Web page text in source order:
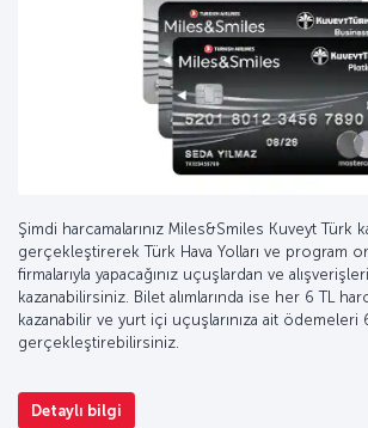
Şimdi harcamalarınız Miles&Smiles Kuveyt Türk
gerçekleştirerek Türk Hava Yolları ve program
firmalarıyla yapacağınız uçuşlardan ve
kazanabilirsiniz. Bilet alımlarında ise her 6 TL
kazanabilir ve yurt içi uçuşlarınıza ait ödemeleri
gerçekleştirebilirsiniz.
Detaylı bilgi